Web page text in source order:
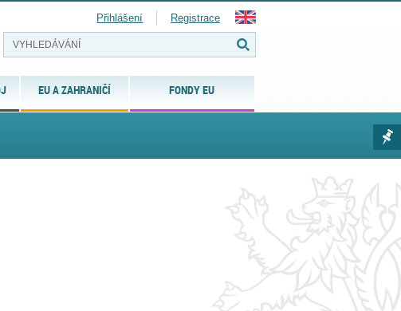
EU A ZAHRANIČÍ FONDY EU
Přihlášení Registrace